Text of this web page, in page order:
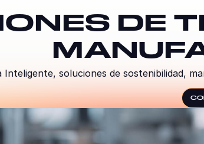
DE
Inteligente, soluciones de sostenibilidad,